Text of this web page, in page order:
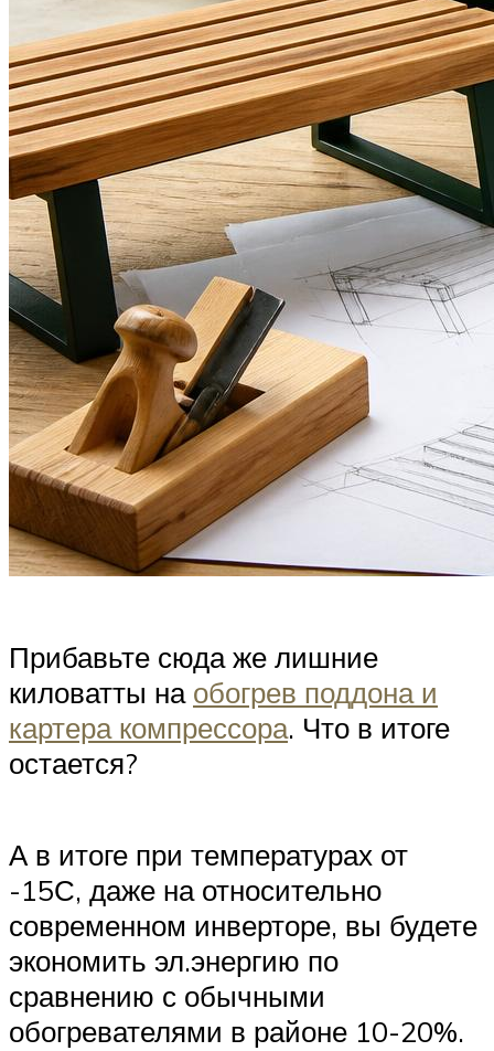
Прибавьте сюда же лишние
киловатты на обогрев поддона и
картера компрессора. Что в итоге
остается?
А в итоге при температурах от
-15С, даже на относительно
современном инверторе, вы будете
экономить эл.энергию по
сравнению с обычными
обогревателями в районе 10-20%.